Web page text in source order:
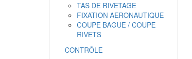
TAS DE RIVETAGE
FIXATION AERONAUTIQUE
COUPE BAGUE / COUPE
RIVETS
CONTRÔLE